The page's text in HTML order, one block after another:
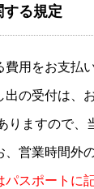
る規定
費用をお支払
出の受付は、
りますので
営業時間外
パスポートに